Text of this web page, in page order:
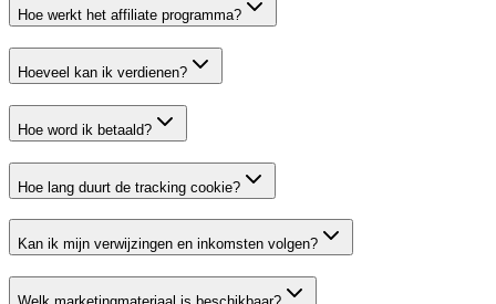
Hoe werkt het affiliate programma?
Hoeveel kan ik verdienen?
Hoe word ik betaald?
Hoe lang duurt de tracking cookie?
Kan ik mijn verwijzingen en inkomsten volgen?